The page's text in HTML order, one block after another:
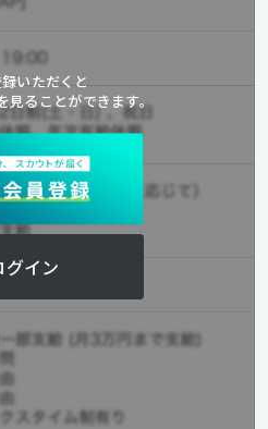
いただくと
見ることができます。
グイン